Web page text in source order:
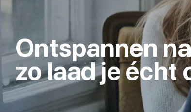
Ontspannen
zo laad je écht